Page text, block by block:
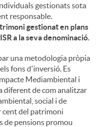
gestionats sota
responsable.
gestionat en plans
a la seva denominació.
una metodologia pròpia
fons d'inversió. Es
Mediambiental i
diferent de com analitzar
social i de
cent del patrimoni
de pensions promou